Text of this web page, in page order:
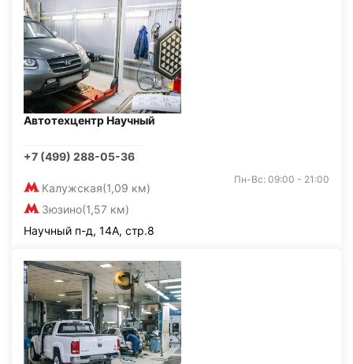
Автотехцентр Научный
+7 (499) 288-05-36
Калужская(1,09 км)
Зюзино(1,57 км)
Пн-Вс: 09:00 - 21:00
Научный п-д, 14А, стр.8